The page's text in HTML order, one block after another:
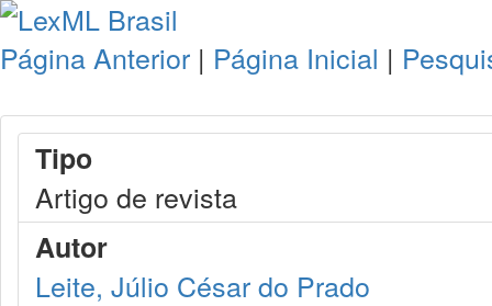
Página Anterior | Página Inicial |
Tipo
Artigo de revista
Autor
Leite, Júlio César do Prado